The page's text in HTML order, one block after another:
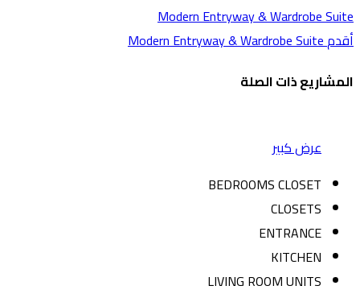
Modern Entryway & Wardrobe Suite
أقدمModern Entryway & Wardrobe Suite
المشاريع ذات الصلة
عرض كبير
BEDROOMS CLOSET
CLOSETS
ENTRANCE
KITCHEN
LIVING ROOM UNITS